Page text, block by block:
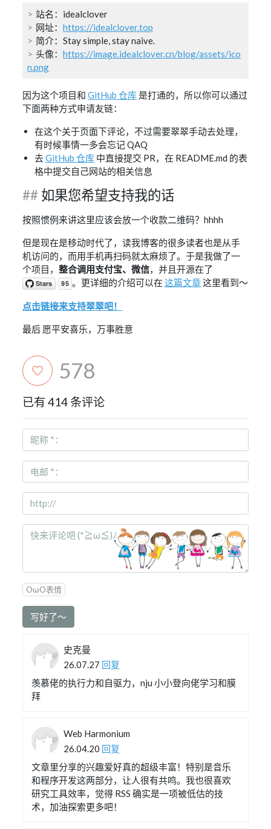
站名：idealclover
网址：https://idealclover.top
简介：Stay simple, stay naive.
头像：https://image.idealclover.cn/blog/assets/ico
n.png
因为这个项目和GitHub 仓库是打通的，所以你可以通过
下面两种方式申请友链：
在这个关于页面下评论，不过需要翠翠手动去处理，
有时候事情一多会忘记 QAQ
去GitHub 仓库中直接提交 PR，在 README.md 的表
格中提交自己网站的相关信息
如果您希望支持我的话
按照惯例来讲这里应该会放一个收款二维码？hhhh
但是现在是移动时代了，读我博客的很多读者也是从手
机访问的，而用手机再扫码就太麻烦了。于是我做了一
个项目，整合调用支付宝、微信，并且开源在了
。更详细的介绍可以在这篇文章这里看到～
点击链接来支持翠翠吧！
最后 愿平安喜乐，万事胜意
578
已有 414 条评论
OωO表情
写好了～
史克曼
26.07.27 回复
羡慕佬的执行力和自驱力，nju 小小登向佬学习和膜
拜
Web Harmonium
26.04.20 回复
文章里分享的兴趣爱好真的超级丰富！特别是音乐
和程序开发这两部分，让人很有共鸣。我也很喜欢
研究工具效率，觉得 RSS 确实是一项被低估的技
术，加油探索更多吧！